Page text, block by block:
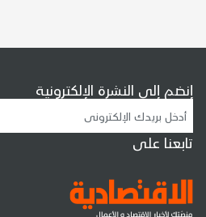
إنضم إلى النشرة الإلكترونية
تابعنا على